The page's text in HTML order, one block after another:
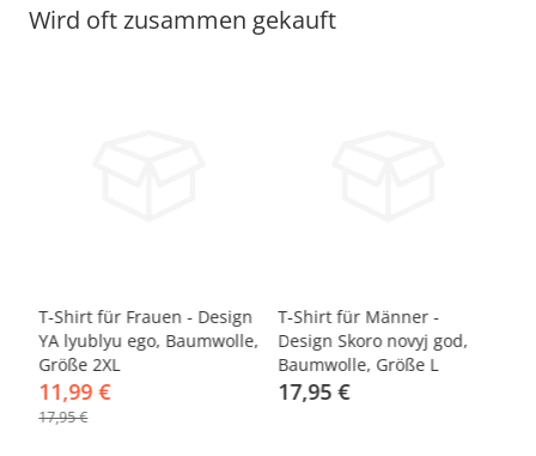
Wird oft zusammen gekauft
-33%
T-Shirt für Frauen - Design
YA lyublyu ego, Baumwolle,
Größe 2XL
11,99 €
17,95 €
T-Shirt für Männer -
Design Skoro novyj god,
Baumwolle, Größe L
17,95 €